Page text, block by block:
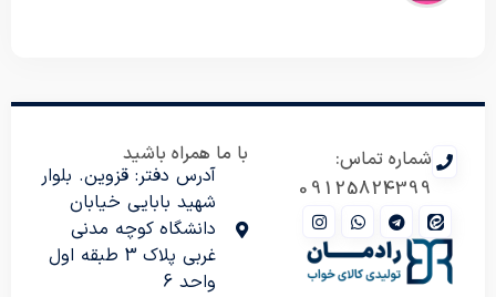
شماره تماس:
09125824399
با ما همراه باشید
آدرس دفتر: قزوین. بلوار
شهید بابایی خیابان
دانشگاه کوچه مدنی
غربی پلاک 3 طبقه اول
واحد 6